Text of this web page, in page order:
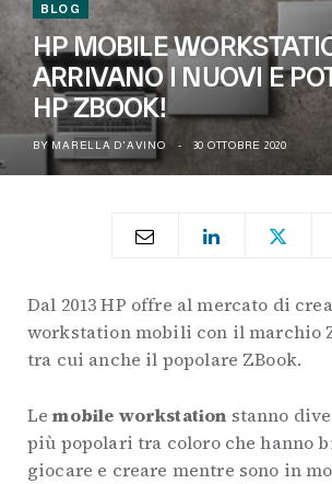
BLOG
HP MOBILE
ARRIVANO I NUOVI E
HP ZBOOK!
BY MARELLA D'AVINO 30 OTTOBRE 2020
Dal 2013 HP offre al mercato di
workstation mobili con il marchio
tra cui anche il popolare ZBook.
Lemobile workstation stanno
più popolari tra coloro che hanno
giocare e creare mentre sono in